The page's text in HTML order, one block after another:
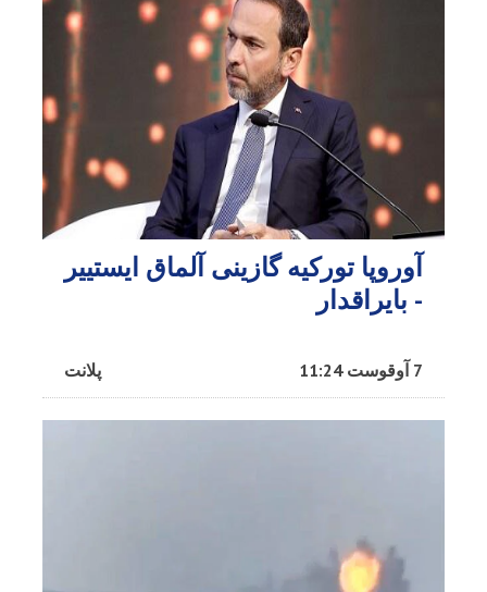
آوروپا تورکیه گازینی آلماق ایستییر
- بایراقدار
پلانت 7 آوقوست 11:24